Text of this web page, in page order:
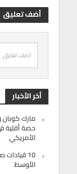
أضف تعليق
اضف تعليق
أخر الأخبار
مارك كوبان
حصة أقلية
الأمريكي
10
الأوسط